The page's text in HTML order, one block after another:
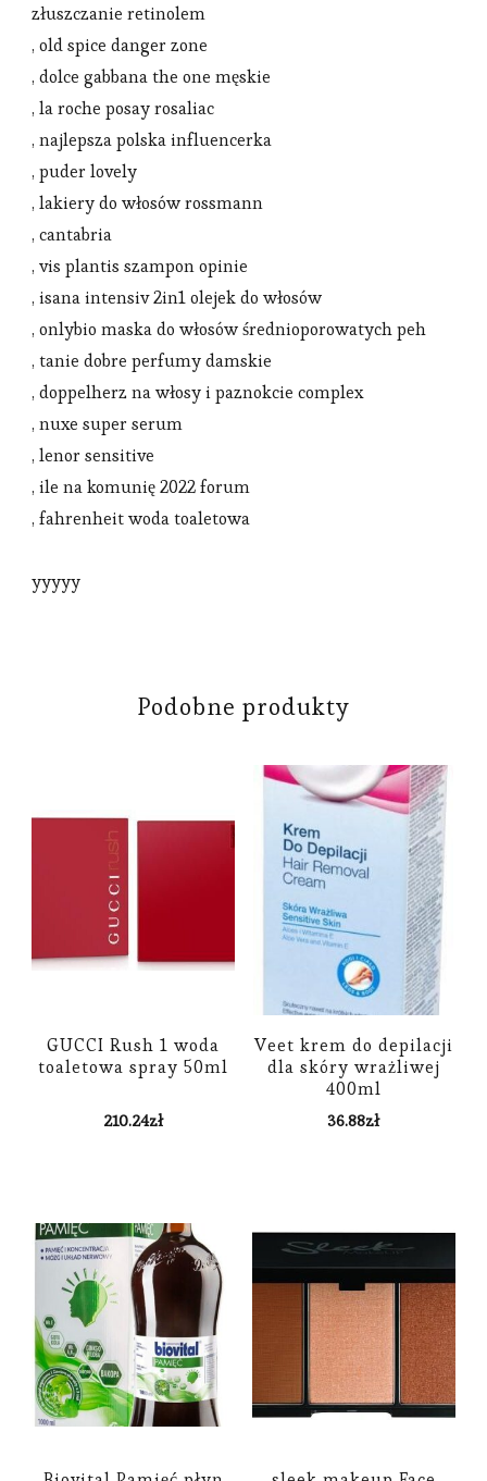
złuszczanie retinolem
, old spice danger zone
, dolce gabbana the one męskie
, la roche posay rosaliac
, najlepsza polska influencerka
, puder lovely
, lakiery do włosów rossmann
, cantabria
, vis plantis szampon opinie
, isana intensiv 2in1 olejek do włosów
, onlybio maska do włosów średnioporowatych peh
, tanie dobre perfumy damskie
, doppelherz na włosy i paznokcie complex
, nuxe super serum
, lenor sensitive
, ile na komunię 2022 forum
, fahrenheit woda toaletowa
yyyyy
Podobne produkty
GUCCI Rush 1 woda
toaletowa spray 50ml
210.24zł
Veet krem do depilacji
dla skóry wrażliwej
400ml
36.88zł